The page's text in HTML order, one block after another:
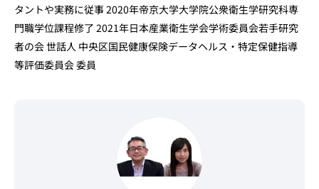
タントや実務に従事 2020年帝京大学大学院公衆衛生学研究科専
門職学位課程修了 2021年日本産業衛生学会学術委員会若手研究
者の会 世話人 中央区国民健康保険データヘルス・特定保健指導
等評価委員会 委員